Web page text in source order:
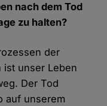
nach dem Tod
zu halten?
der
ist unser Leben
Der Tod
auf unserem